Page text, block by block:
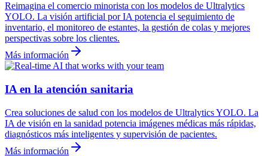
Reimagina el comercio minorista con los modelos de Ultralytics
YOLO. La visión artificial por IA potencia el seguimiento de
inventario, el monitoreo de estantes, la gestión de colas y mejores
perspectivas sobre los clientes.
Más información
IA en la atención sanitaria
Crea soluciones de salud con los modelos de Ultralytics YOLO. La
IA de visión en la sanidad potencia imágenes médicas más rápidas,
diagnósticos más inteligentes y supervisión de pacientes.
Más información